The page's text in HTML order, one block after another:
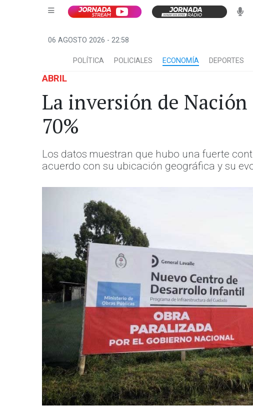
06 AGOSTO 2026 - 22:58
POLÍTICA POLICIALES ECONOMÍA DEPORTES
ABRIL
La inversión de
70%
Los datos muestran que hubo una fuerte
acuerdo con su ubicación geográfica y su